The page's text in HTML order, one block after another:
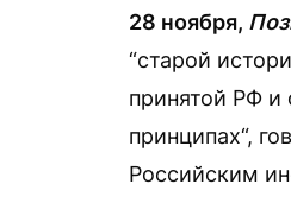
28 ноября,
“старой
принятой РФ и
принципах“,
Российским